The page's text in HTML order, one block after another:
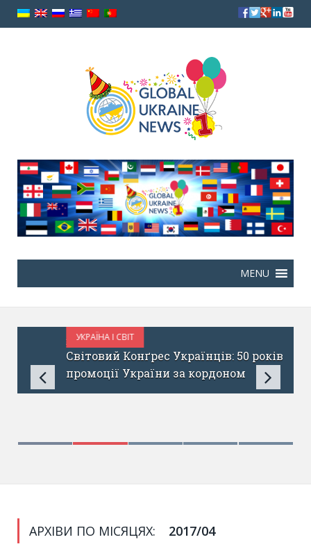
УКРАЇНА І СВІТ
ЖОВТЕНЬ 6, 2017
Світовий Конґрес Українців: 50 років
промоції України за кордоном
АРХІВИ ПО МІСЯЦЯХ: 2017/04